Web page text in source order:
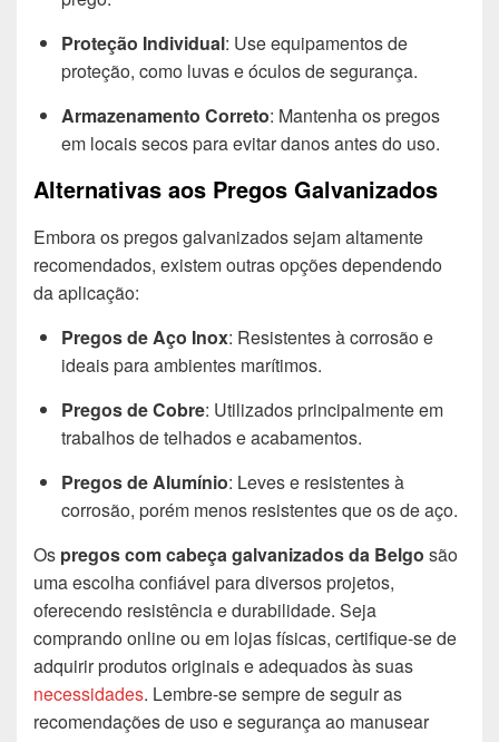
Proteção Individual: Use equipamentos de
proteção, como luvas e óculos de segurança.
Armazenamento Correto: Mantenha os pregos
em locais secos para evitar danos antes do uso.
Alternativas aos Pregos Galvanizados
Embora os pregos galvanizados sejam altamente
recomendados, existem outras opções dependendo
da aplicação:
Pregos de Aço Inox: Resistentes à corrosão e
ideais para ambientes marítimos.
Pregos de Cobre: Utilizados principalmente em
trabalhos de telhados e acabamentos.
Pregos de Alumínio: Leves e resistentes à
corrosão, porém menos resistentes que os de aço.
Os pregos com cabeça galvanizados da Belgo são
uma escolha confiável para diversos projetos,
oferecendo resistência e durabilidade. Seja
comprando online ou em lojas físicas, certifique-se de
adquirir produtos originais e adequados às suas
necessidades. Lembre-se sempre de seguir as
recomendações de uso e segurança ao manusear